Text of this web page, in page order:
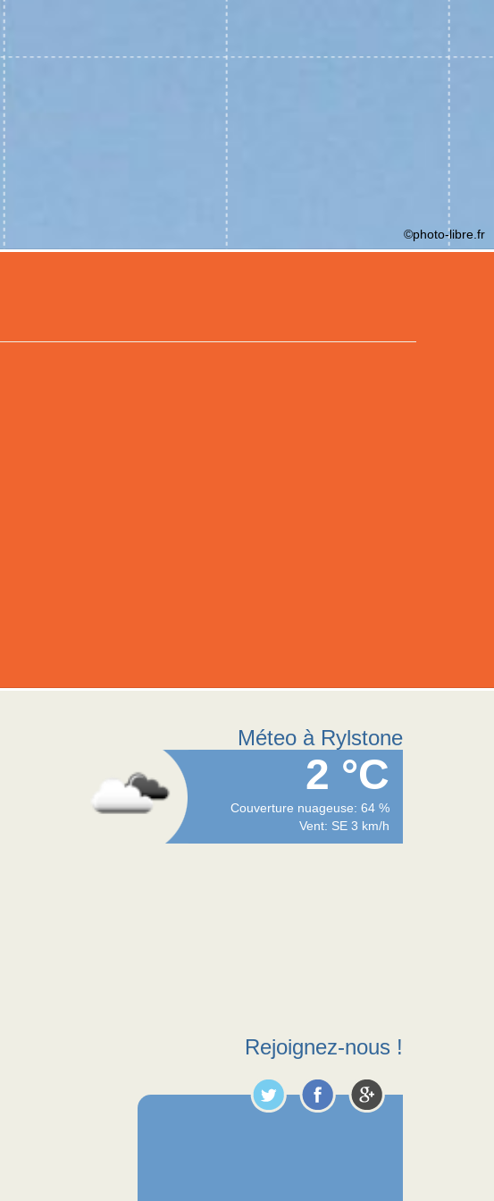
©photo-libre.fr
Méteo à Rylstone
2 °C
Couverture nuageuse: 64 %
Vent: SE 3 km/h
Rejoignez-nous !